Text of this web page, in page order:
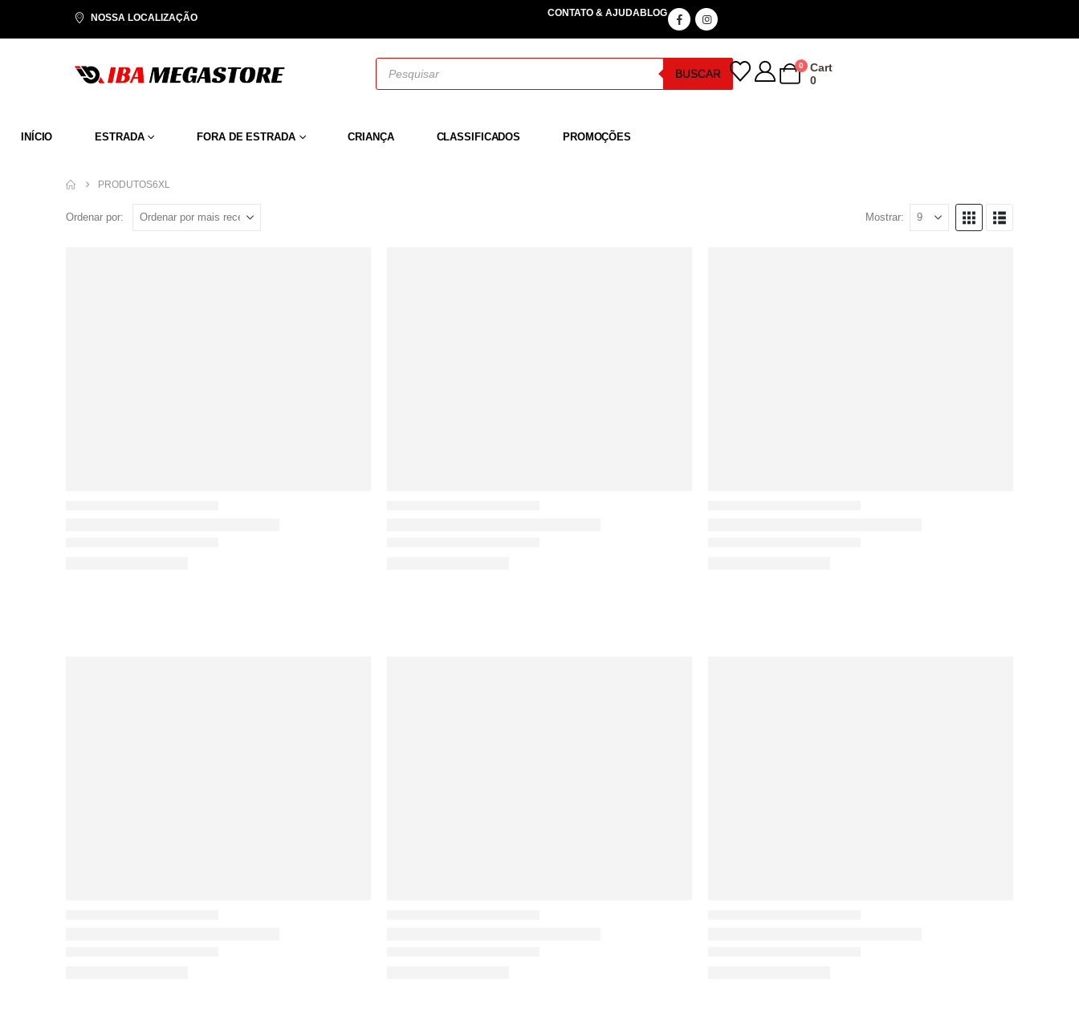
NOSSA LOCALIZAÇÃO CONTATO & AJUDABLOG
BUSCAR
0
Cart
0
INÍCIO ESTRADA FORA DE ESTRADA CRIANÇA CLASSIFICADOS PROMOÇÕES
PRODUTOS6XL
Ordenar por: Mostrar: